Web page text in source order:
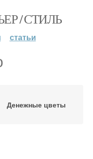
/ СТИЛЬ
статьи
Денежные цветы